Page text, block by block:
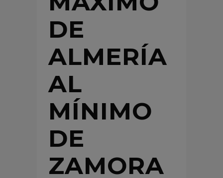
DE
ALMERÍA
AL
MÍNIMO
DE
ZAMORA